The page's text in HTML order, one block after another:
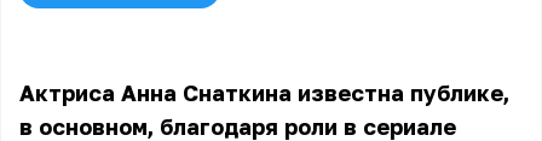
Актриса Анна Снаткина известна публике,
в основном, благодаря роли в сериале